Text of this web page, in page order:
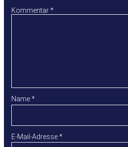
Kommentar*
Name*
E-Mail-Adresse*